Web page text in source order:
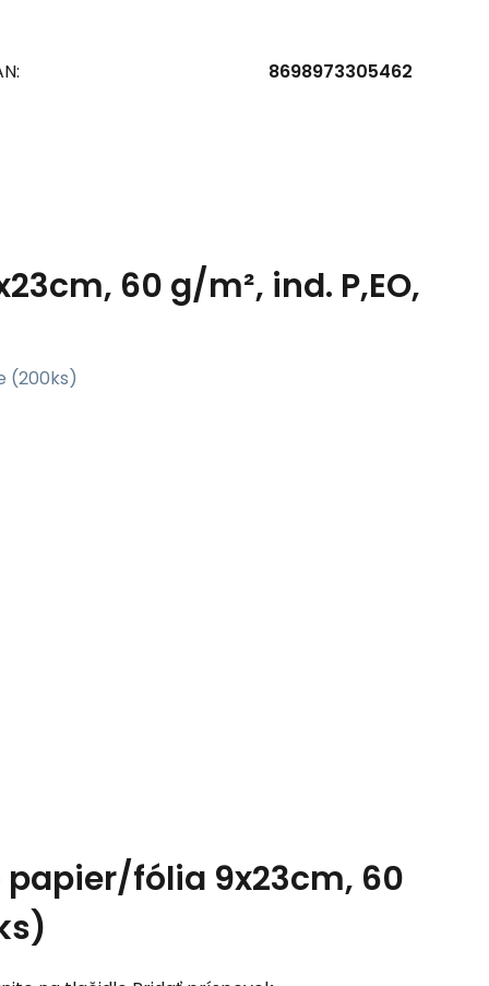
8698973305462
60 g/m², ind. P,EO,
(200ks)
papier/fólia 9x23cm, 60